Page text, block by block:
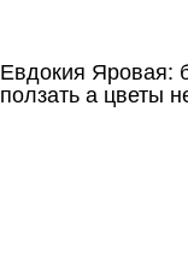
Евдокия Яровая:
ползать а цветы